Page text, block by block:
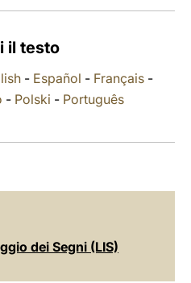
il testo
- Español - Français-
- Polski - Português
dei Segni (LIS)